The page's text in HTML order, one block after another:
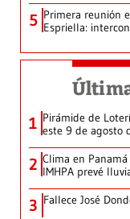
5 Primera reunión
Espriella:
1 Pirámide de
este 9 de agosto
2 Clima en
IMHPA prevé
3 Fallece José